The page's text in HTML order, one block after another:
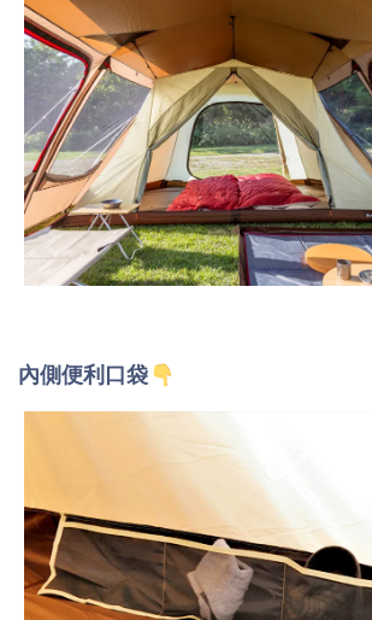
內側便利口袋